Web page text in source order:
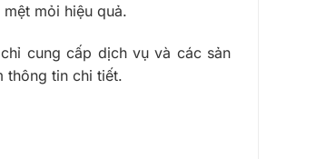
mỏi hiệu quả.
cung cấp dịch vụ và các sản
thông tin chi tiết.